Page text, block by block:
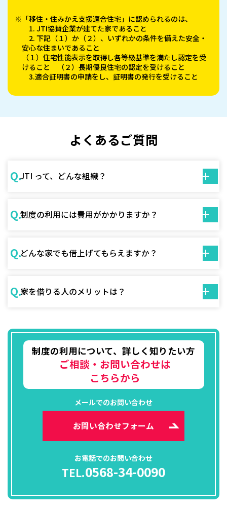
※「移住・住みかえ支援適合住宅」に認められるのは、
1. JTI協賛企業が建てた家であること
2. 下記（１）か（２）、いずれかの条件を備えた安全・
安心な住まいであること
（１）住宅性能表示を取得し各等級基準を満たし認定を受
けること （２）長期優良住宅の認定を受けること
3.適合証明書の申請をし、証明書の発行を受けること
よくあるご質問
Q.JTI って、どんな組織？
Q.制度の利用には費用がかかりますか？
Q.どんな家でも借上げてもらえますか？
Q.家を借りる人のメリットは？
制度の利用について、詳しく知りたい方
ご相談・お問い合わせは
こちらから
メールでのお問い合わせ
お問い合わせフォーム
お電話でのお問い合わせ
TEL.0568-34-0090